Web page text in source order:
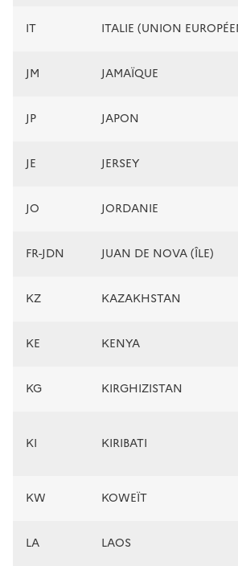
IT ITALIE (UNION
JM JAMAÏQUE
JP JAPON
JE JERSEY
JO JORDANIE
FR-JDN JUAN DE NOVA (ÎLE)
KZ KAZAKHSTAN
KE KENYA
KG KIRGHIZISTAN
KI KIRIBATI
KW KOWEÏT
LA LAOS